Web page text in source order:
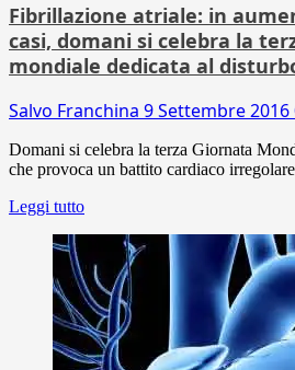
Fibrillazione atriale: in
casi, domani si celebra la
mondiale dedicata al
Salvo Franchina 9 Settembre 2016
Domani si celebra la terza Giornata
che provoca un battito cardiaco
Leggi tutto